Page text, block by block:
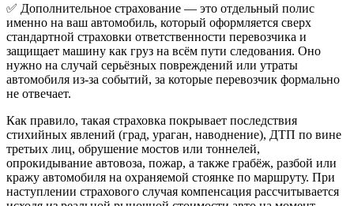
✅ Дополнительное страхование — это отдельный полис
именно на ваш автомобиль, который оформляется сверх
стандартной страховки ответственности перевозчика и
защищает машину как груз на всём пути следования. Оно
нужно на случай серьёзных повреждений или утраты
автомобиля из‑за событий, за которые перевозчик формально
не отвечает.​
Как правило, такая страховка покрывает последствия
стихийных явлений (град, ураган, наводнение), ДТП по вине
третьих лиц, обрушение мостов или тоннелей,
опрокидывание автовоза, пожар, а также грабёж, разбой или
кражу автомобиля на охраняемой стоянке по маршруту. При
наступлении страхового случая компенсация рассчитывается